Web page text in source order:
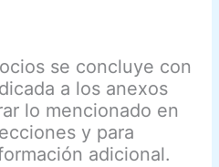
se concluye con
a los anexos
lo mencionado en
y para
adicional.